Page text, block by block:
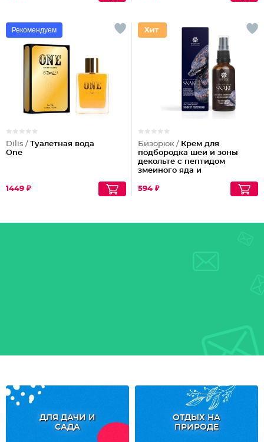
Рекомендуем
Dilis / Туалетная вода
One
1449 ₽
Бизорюк / Крем для
подбородка шеи и зоны
декольте с пептидом
змеиного яда и
594 ₽
ДЛЯ ДАЧИ И
САДА
ОТДЫХ НА
ПРИРОДЕ